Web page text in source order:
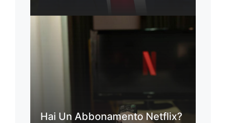
Hai Un Abbonamento Netflix?